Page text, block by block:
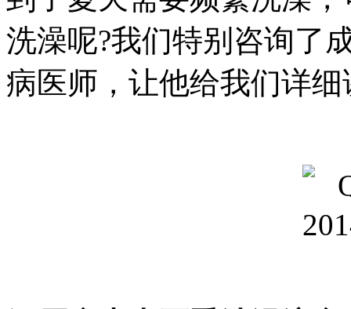
洗澡呢?我们特别咨询了
病医师，让他给我们详